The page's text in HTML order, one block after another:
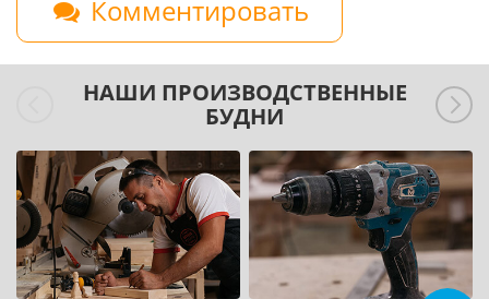
Комментировать
НАШИ ПРОИЗВОДСТВЕННЫЕ
БУДНИ